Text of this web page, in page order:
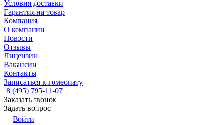
Условия доставки
Гарантия на товар
Компания
О компании
Новости
Отзывы
Лицензии
Вакансии
Контакты
Записаться к гомеопату
8 (495) 795-11-07
Заказать звонок
Задать вопрос
Войти